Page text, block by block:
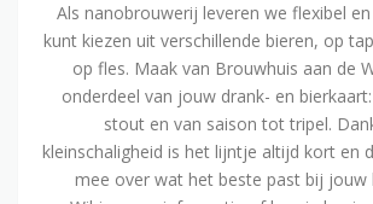
Als nanobrouwerij leveren we flexibel
kunt kiezen uit verschillende bieren, op
op fles. Maak van Brouwhuis aan de
onderdeel van jouw drank- en
stout en van saison tot tripel.
kleinschaligheid is het lijntje altijd kort en
mee over wat het beste past bij jouw